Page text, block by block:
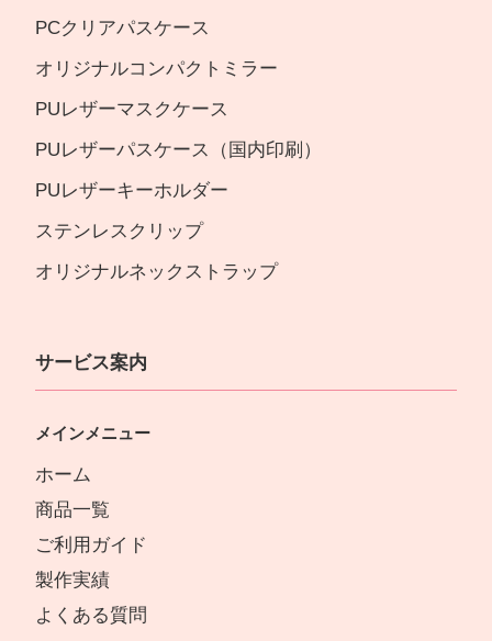
PCクリアパスケース
オリジナルコンパクトミラー
PUレザーマスクケース
PUレザーパスケース（国内印刷）
PUレザーキーホルダー
ステンレスクリップ
オリジナルネックストラップ
サービス案内
メインメニュー
ホーム
商品一覧
ご利用ガイド
製作実績
よくある質問